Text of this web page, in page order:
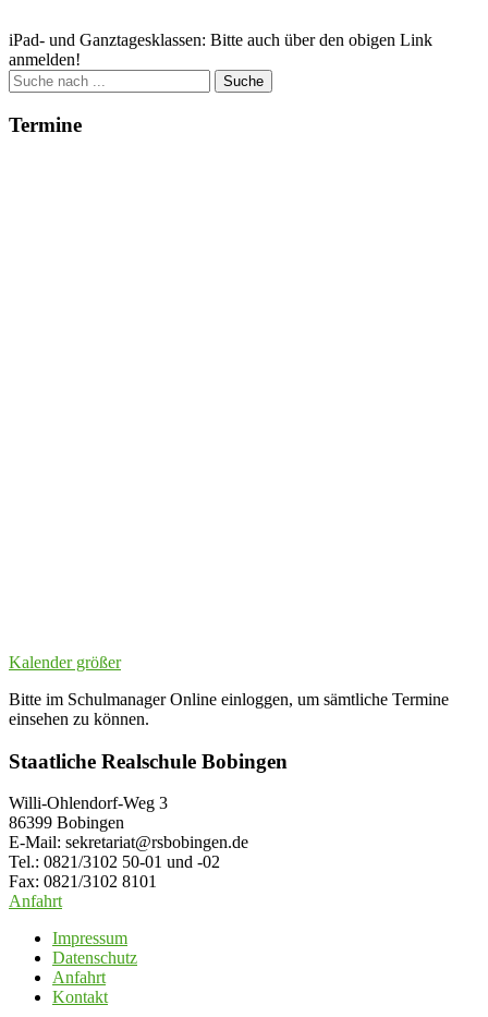
iPad- und Ganztagesklassen: Bitte auch über den obigen Link
anmelden!
Suche
nach:
Termine
Kalender größer
Bitte im Schulmanager Online einloggen, um sämtliche Termine
einsehen zu können.
Staatliche Realschule Bobingen
Willi-Ohlendorf-Weg 3
86399 Bobingen
E-Mail: sekretariat@rsbobingen.de
Tel.: 0821/3102 50-01 und -02
Fax: 0821/3102 8101
Anfahrt
Impressum
Datenschutz
Anfahrt
Kontakt